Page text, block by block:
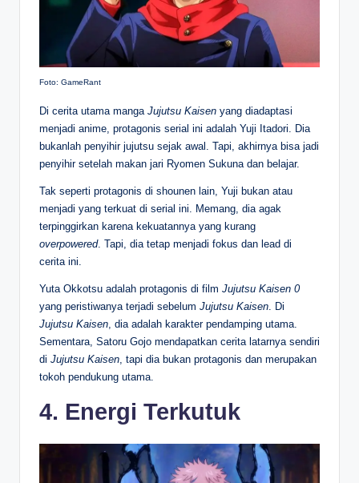
Foto: GameRant
Di cerita utama manga Jujutsu Kaisen yang diadaptasi
menjadi anime, protagonis serial ini adalah Yuji Itadori. Dia
bukanlah penyihir jujutsu sejak awal. Tapi, akhirnya bisa jadi
penyihir setelah makan jari Ryomen Sukuna dan belajar.
Tak seperti protagonis di shounen lain, Yuji bukan atau
menjadi yang terkuat di serial ini. Memang, dia agak
terpinggirkan karena kekuatannya yang kurang
overpowered. Tapi, dia tetap menjadi fokus dan lead di
cerita ini.
Yuta Okkotsu adalah protagonis di film Jujutsu Kaisen 0
yang peristiwanya terjadi sebelum Jujutsu Kaisen . Di
Jujutsu Kaisen , dia adalah karakter pendamping utama.
Sementara, Satoru Gojo mendapatkan cerita latarnya sendiri
di Jujutsu Kaisen , tapi dia bukan protagonis dan merupakan
tokoh pendukung utama.
4. Energi Terkutuk